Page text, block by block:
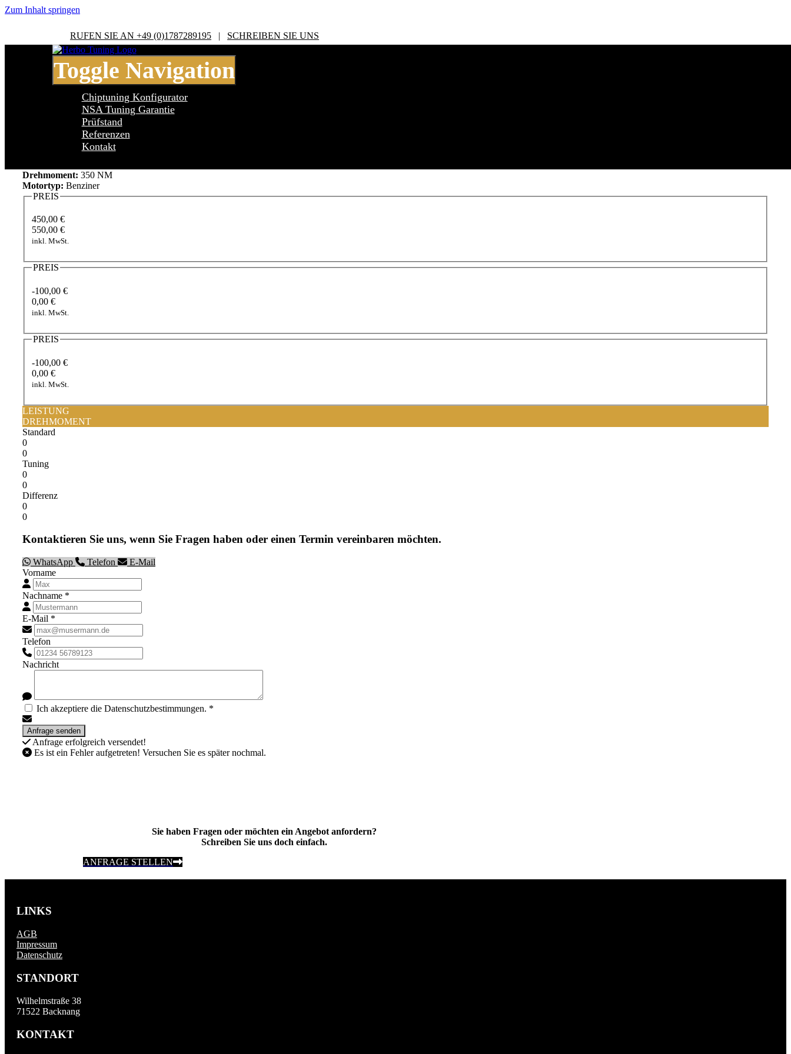
Zum Inhalt springen
RUFEN SIE AN +49 (0)1787289195 | SCHREIBEN SIE UNS
Toggle Navigation
Chiptuning Konfigurator
NSA Tuning Garantie
Prüfstand
Referenzen
Kontakt
Audi TT MK 2 8J TT MK2 (8J) 2.0 TFSI
Drehmoment: 350 NM
Motortyp: Benziner
PREIS
450,00 €
550,00 €
inkl. MwSt.
PREIS
-100,00 €
0,00 €
inkl. MwSt.
PREIS
-100,00 €
0,00 €
inkl. MwSt.
LEISTUNG
DREHMOMENT
Standard
0
0
Tuning
0
0
Differenz
0
0
Kontaktieren Sie uns, wenn Sie Fragen haben oder einen Termin vereinbaren möchten.
WhatsApp Telefon
E-Mail
Vorname
Nachname *
E-Mail *
Telefon
Nachricht
Ich akzeptiere die Datenschutzbestimmungen. *
Anfrage erfolgreich versendet!
Es ist ein Fehler aufgetreten! Versuchen Sie es später nochmal.
Sie haben Fragen oder möchten ein Angebot anfordern?
Schreiben Sie uns doch einfach.
ANFRAGE STELLEN
LINKS
AGB
Impressum
Datenschutz
STANDORT
Wilhelmstraße 38
71522 Backnang
KONTAKT